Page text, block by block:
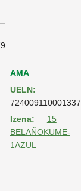
AMA
UELN:
724009110001337
Izena:
15
BELAÑOKUME-
1AZUL